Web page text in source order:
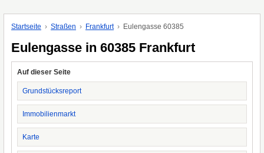
Startseite Straßen Frankfurt Eulengasse 60385
Eulengasse in 60385 Frankfurt
Auf dieser Seite
Grundstücksreport
Immobilienmarkt
Karte